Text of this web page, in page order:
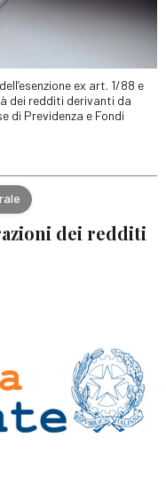
ex art. 1/88 e
dei redditi derivanti da
di Previdenza e Fondi
dei redditi